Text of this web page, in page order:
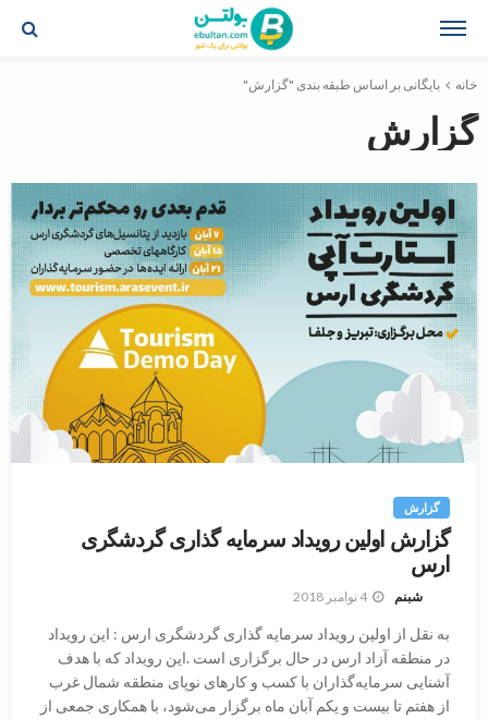
خانه بایگانی بر اساس طبقه بندی "گزارش"
گزارش
گزارش
گزارش اوﻟﯿﻦ روﯾﺪاد ﺳﺮﻣﺎﯾﻪ ﮔﺬاری ﮔﺮدﺷﮕﺮی
ارس
شبنم 4 نوامبر 2018
به نقل از اوﻟﯿﻦ روﯾﺪاد ﺳﺮﻣﺎﯾﻪ ﮔﺬاری ﮔﺮدﺷﮕﺮی ارس : این رویداد
در ﻣﻨﻄﻘﻪ آزاد ارس در ﺣﺎل ﺑﺮﮔﺰاری اﺳﺖ .اﯾﻦ روﯾﺪاد ﮐﻪ ﺑﺎ ﻫﺪف
آﺷﻨﺎﯾﯽ ﺳﺮﻣﺎﯾﻪﮔﺬاران ﺑﺎ ﮐﺴﺐ و ﮐﺎرﻫﺎی ﻧﻮﭘﺎی ﻣﻨﻄﻘﻪ ﺷﻤﺎل ﻏﺮب
از ﻫﻔﺘﻢ ﺗﺎ ﺑﯿﺴﺖ و ﯾﮑﻢ آﺑﺎن ﻣﺎه ﺑﺮﮔﺰار ﻣﯽﺷﻮد، ﺑﺎ ﻫﻤﮑﺎری ﺟﻤﻌﯽ از